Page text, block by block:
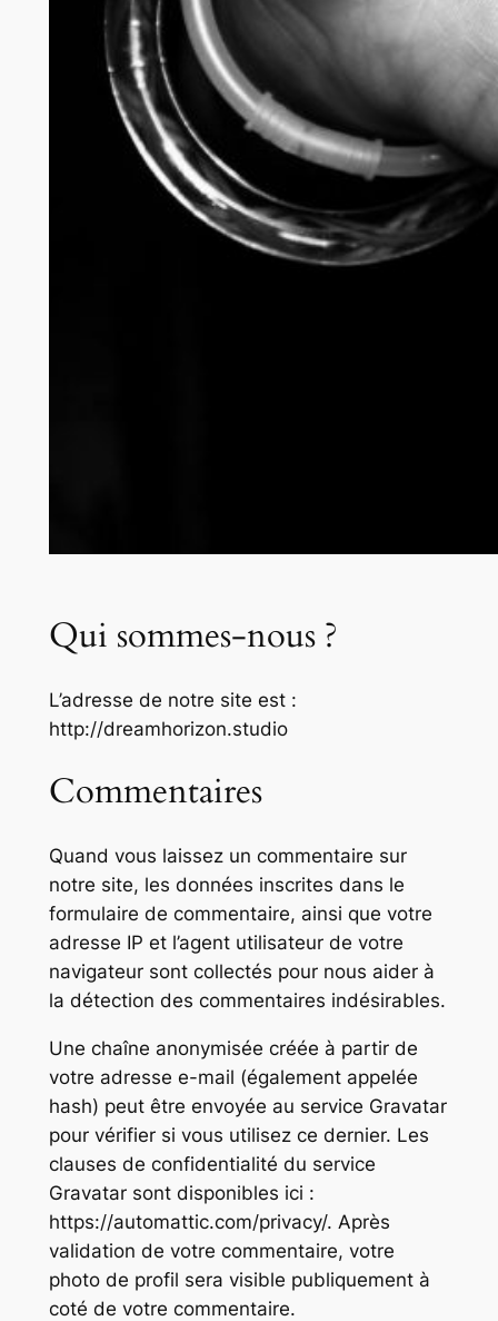
Qui sommes-nous ?
L’adresse de notre site est :
http://dreamhorizon.studio
Commentaires
Quand vous laissez un commentaire sur
notre site, les données inscrites dans le
formulaire de commentaire, ainsi que votre
adresse IP et l’agent utilisateur de votre
navigateur sont collectés pour nous aider à
la détection des commentaires indésirables.
Une chaîne anonymisée créée à partir de
votre adresse e-mail (également appelée
hash) peut être envoyée au service Gravatar
pour vérifier si vous utilisez ce dernier. Les
clauses de confidentialité du service
Gravatar sont disponibles ici :
https://automattic.com/privacy/. Après
validation de votre commentaire, votre
photo de profil sera visible publiquement à
coté de votre commentaire.